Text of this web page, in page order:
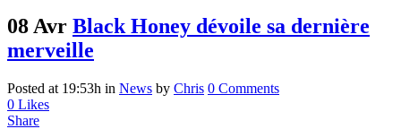
08 Avr Black Honey dévoile sa dernière
merveille
Posted at 19:53h in News by Chris 0 Comments
0 Likes
Share